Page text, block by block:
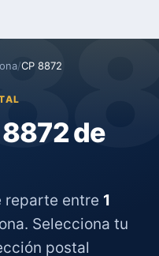
/CP 8872
de
reparte entre 1
Selecciona tu
postal